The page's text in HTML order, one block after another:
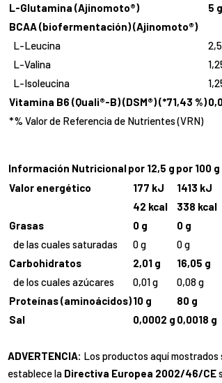
L-Glutamina (Ajinomoto®)
5 g
BCAA (biofermentación) (Ajinomoto®)
L-Leucina
L-Valina
L-Isoleucina
Vitamina B6 (Quali®-B) (DSM®) (*71,43 %)
*% Valor de Referencia de Nutrientes (VRN)
Información Nutricionalpor 12,5 g por 100 g
Valor energético
177 kJ
1413 kJ
42 kcal
338 kcal
Grasas
0 g
0 g
de las cuales saturadas
0 g
0 g
Carbohidratos
2,01 g
16,05 g
de los cuales azúcares
0,01 g
0,08 g
Proteínas (aminoácidos)10 g
80 g
Sal
0,0002 g 0,0018 g
ADVERTENCIA: Los productos aquí mostrados
establece la Directiva Europea 2002/46/CE